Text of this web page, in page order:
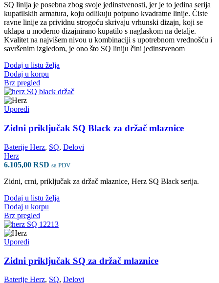
SQ linija je posebna zbog svoje jedinstvenosti, jer je to jedina serija
kupatilskih armatura, koju odlikuju potpuno kvadratne linije. Čiste
ravne linije za prividnu strogoću skrivaju vrhunski dizajn, koji se
uklapa u moderno dizajnirano kupatilo s naglaskom na detalje.
Kvalitet na najvišem nivou u kombinaciji s upotrebnom vrednošću i
savršenim izgledom, je ono što SQ liniju čini jedinstvenom
Dodaj u listu želja
Dodaj u korpu
Brz pregled
Uporedi
Zidni priključak SQ Black za držač mlaznice
Baterije Herz, SQ, Delovi
Herz
6.105,00 RSD sa PDV
Zidni, crni, priključak za držač mlaznice, Herz SQ Black serija.
Dodaj u listu želja
Dodaj u korpu
Brz pregled
Uporedi
Zidni priključak SQ za držač mlaznice
Baterije Herz, SQ, Delovi